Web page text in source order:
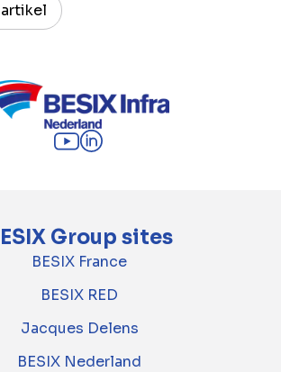
Group sites
BESIX France
BESIX RED
Jacques Delens
BESIX Nederland